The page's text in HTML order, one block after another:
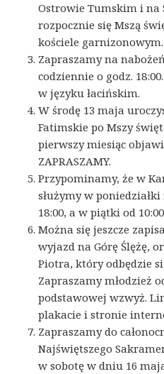
Ostrowie Tumskim i na
rozpocznie się Mszą
kościele garnizonowym.
Zapraszamy na
codziennie o godz.
w języku łacińskim.
W środę 13 maja
Fatimskie po Mszy
pierwszy miesiąc
ZAPRASZAMY.
Przypominamy, że w
służymy w
18:00, a w piątki od
Można się jeszcze
wyjazd na Górę Ślężę,
Piotra, który odbędzie
Zapraszamy młodzież
podstawowej wzwyż.
plakacie i stronie
Zapraszamy do
Najświętszego
w sobotę w dniu 16